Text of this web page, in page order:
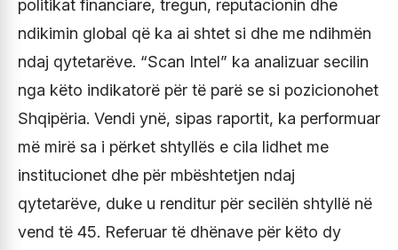
politikat financiare, tregun, reputacionin dhe
ndikimin global që ka ai shtet si dhe me ndihmën
ndaj qytetarëve. “Scan Intel” ka analizuar secilin
nga këto indikatorë për të parë se si pozicionohet
Shqipëria. Vendi ynë, sipas raportit, ka performuar
më mirë sa i përket shtyllës e cila lidhet me
institucionet dhe për mbështetjen ndaj
qytetarëve, duke u renditur për secilën shtyllë në
vend të 45. Referuar të dhënave për këto dy